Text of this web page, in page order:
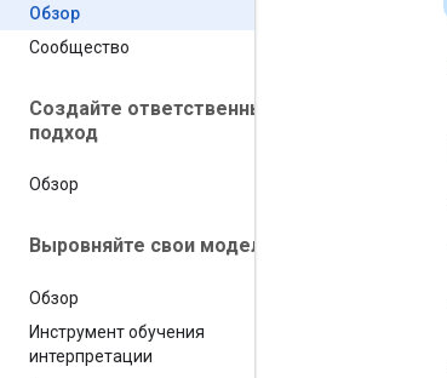
Обзор
Сообщество
Создайте ответственный
подход
Обзор
Выровняйте свои модели
Обзор
Инструмент обучения
интерпретации